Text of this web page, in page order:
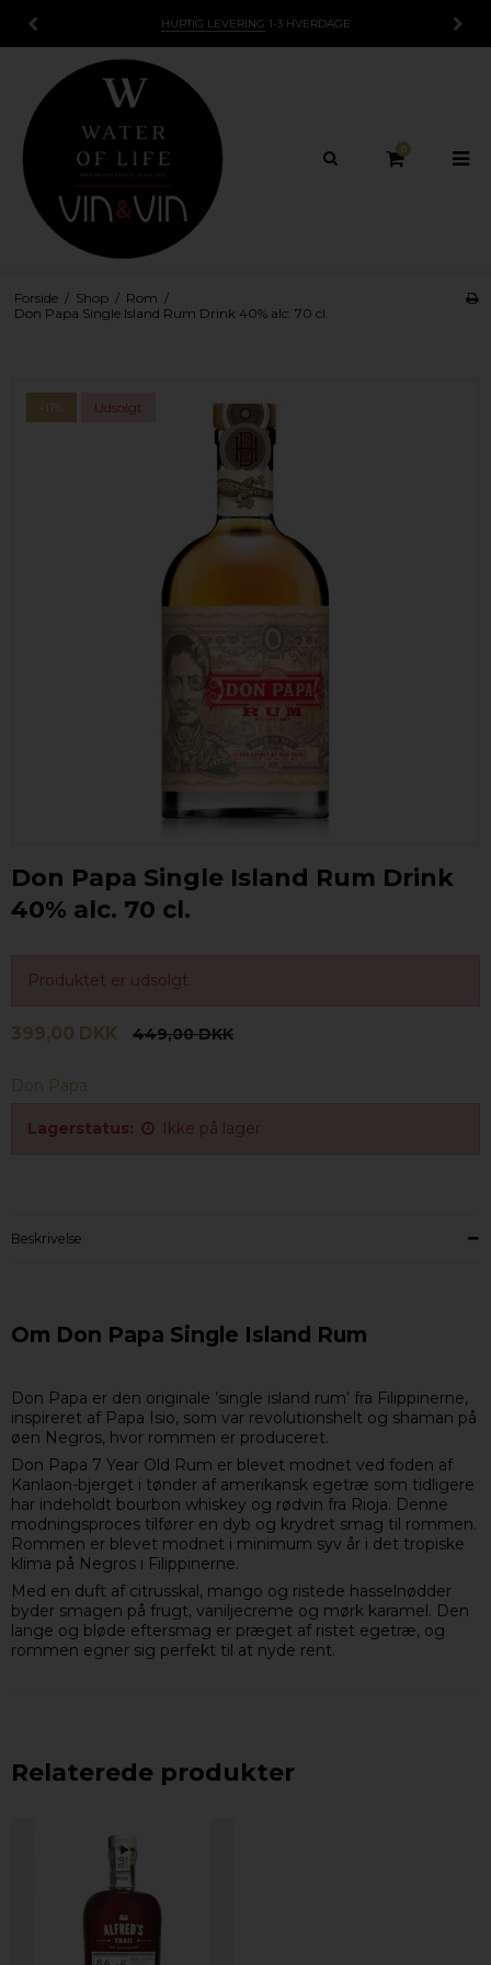
HURTIG LEVERING 1-3 HVERDAGE
0
Forside / Shop / Rom /
Don Papa Single Island Rum Drink 40% alc. 70 cl.
-11% Udsolgt
Don Papa Single Island Rum Drink
40% alc. 70 cl.
Produktet er udsolgt.
399,00 DKK 449,00 DKK
Don Papa
Lagerstatus: Ikke på lager
Beskrivelse
Om Don Papa Single Island Rum
Don Papa er den originale ’single island rum’ fra Filippinerne,
inspireret af Papa Isio, som var revolutionshelt og shaman på
øen Negros, hvor rommen er produceret.
Don Papa 7 Year Old Rum er blevet modnet ved foden af
Kanlaon-bjerget i tønder af amerikansk egetræ som tidligere
har indeholdt bourbon whiskey og rødvin fra Rioja. Denne
modningsproces tilfører en dyb og krydret smag til rommen.
Rommen er blevet modnet i minimum syv år i det tropiske
klima på Negros i Filippinerne.
Med en duft af citrusskal, mango og ristede hasselnødder
byder smagen på frugt, vaniljecreme og mørk karamel. Den
lange og bløde eftersmag er præget af ristet egetræ, og
rommen egner sig perfekt til at nyde rent.
Relaterede produkter